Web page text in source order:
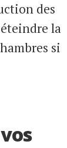
des
la
si